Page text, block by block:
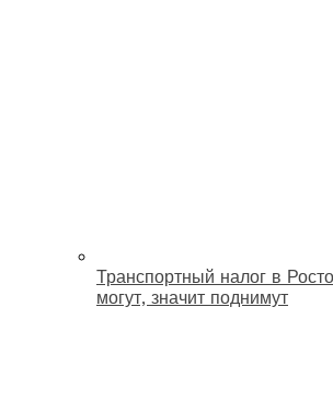
Транспортный налог в
могут, значит поднимут